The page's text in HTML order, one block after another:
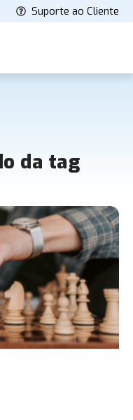
Suporte ao Cliente
da tag